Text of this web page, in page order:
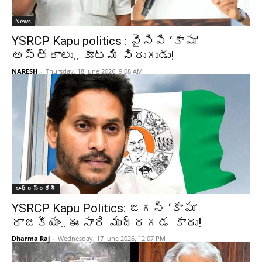
News
YSRCP Kapu politics : వైసిపి ‘కాపు’
అస్త్రాలు.. కూటమి విరుగుడు!
NARESH - Thursday, 18 June 2026, 9:08 AM
ఆంధ్రప్రదేశ్‌
YSRCP Kapu Politics: జగన్ ‘కాపు’
రాజకీయం.. ఈసారి ముద్రగడ కాదు!
Dharma Raj - Wednesday, 17 June 2026, 12:07 PM